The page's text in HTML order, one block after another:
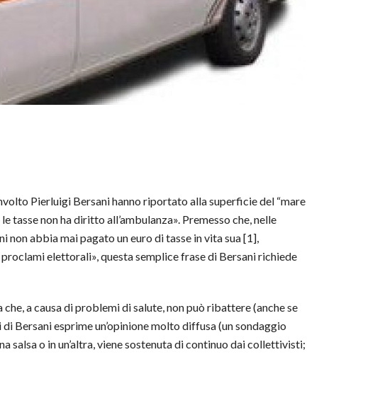
Pierluigi Bersani hanno riportato alla superficie del “mare
tasse non ha diritto all’ambulanza». Premesso che, nelle
non abbia mai pagato un euro di tasse in vita sua [1],
proclami elettorali», questa semplice frase di Bersani richiede
a causa di problemi di salute, non può ribattere (anche se
Bersani esprime un’opinione molto diffusa (un sondaggio
salsa o in un’altra, viene sostenuta di continuo dai collettivisti;